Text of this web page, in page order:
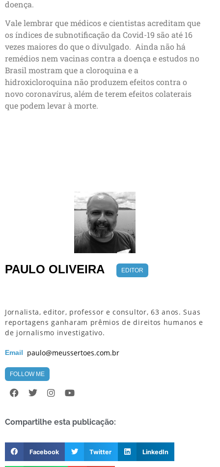
doença.
Vale lembrar que médicos e cientistas acreditam que
os índices de subnotificação da Covid-19 são até 16
vezes maiores do que o divulgado. Ainda não há
remédios nem vacinas contra a doença e estudos no
Brasil mostram que a cloroquina e a
hidroxicloroquina não produzem efeitos contra o
novo coronavírus, além de terem efeitos colaterais
que podem levar à morte.
PAULO OLIVEIRA EDITOR
Jornalista, editor, professor e consultor, 63 anos. Suas
reportagens ganharam prêmios de direitos humanos e
de jornalismo investigativo.
Email paulo@meussertoes.com.br
FOLLOW ME
Compartilhe esta publicação:
Facebook Twitter LinkedIn